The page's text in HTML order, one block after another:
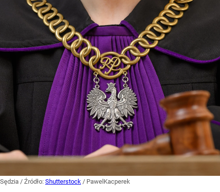
Sędzia / Źródło: Shutterstock / PawelKacperek